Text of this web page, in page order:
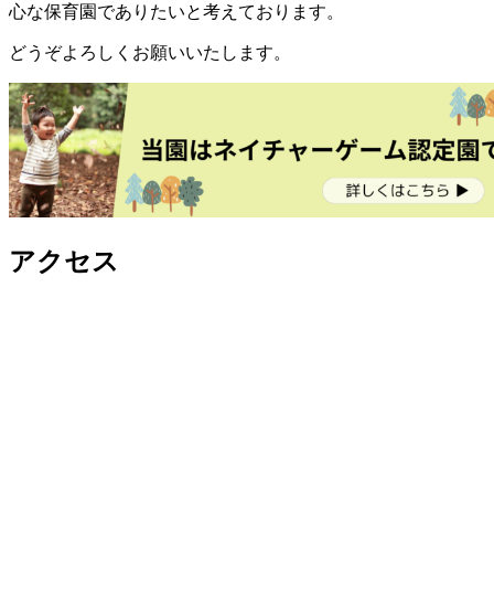
心な保育園でありたいと考えております。
どうぞよろしくお願いいたします。
アクセス